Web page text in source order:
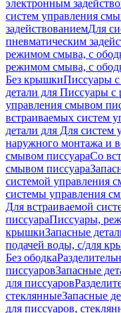
электронным
систем управления
задействованиемДля
пневматическим
режимом смыва, с
режимом смыва, с
Без крышкиПиссуары
детали для Писсуары
управления смывом
встраиваемых систем
детали для Для систем
наружного монтажа и
смывом писсуараСо
смывом писсуара
системой управления
системы управления
Для встраиваемой
писсуараПиссуары,
крышкиЗапасные
подачей воды, с/для
Без ободка
писсуаровЗапасные
для писсуаров
стеклянныеЗапасные
для писсуаров,